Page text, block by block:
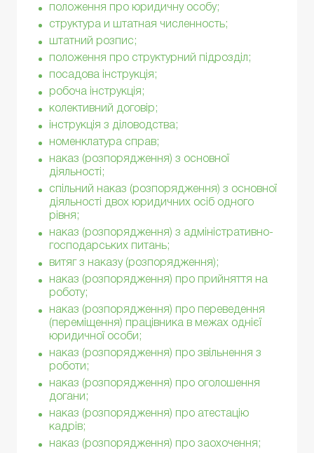
положення про юридичну особу;
структура и штатная численность;
штатний розпис;
положення про структурний підрозділ;
посадова інструкція;
робоча інструкція;
колективний договір;
інструкція з діловодства;
номенклатура справ;
наказ (розпорядження) з основної
діяльності;
спільний наказ (розпорядження) з основної
діяльності двох юридичних осіб одного
рівня;
наказ (розпорядження) з адміністративно-
господарських питань;
витяг з наказу (розпорядження);
наказ (розпорядження) про прийняття на
роботу;
наказ (розпорядження) про переведення
(переміщення) працівника в межах однієї
юридичної особи;
наказ (розпорядження) про звільнення з
роботи;
наказ (розпорядження) про оголошення
догани;
наказ (розпорядження) про атестацію
кадрів;
наказ (розпорядження) про заохочення;